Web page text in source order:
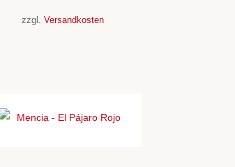
zzgl.Versandkosten